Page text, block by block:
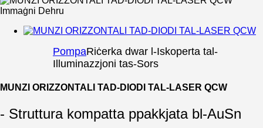
PompaRiċerka dwar l-Iskoperta tal-
Illuminazzjoni tas-Sors
MUNZI ORIZZONTALI TAD-DIODI TAL-LASER QCW
- Struttura kompatta ppakkjata bl-AuSn